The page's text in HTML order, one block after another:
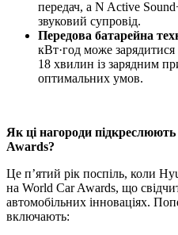
передач, а N Active
звуковий супровід.
Передова батарейна
кВт·год може
18 хвилин із зарядним
оптимальних умов.
Як ці нагороди
Awards?
Це п’ятий рік поспіль, коли
на World Car Awards, що
автомобільних інноваціях.
включають: